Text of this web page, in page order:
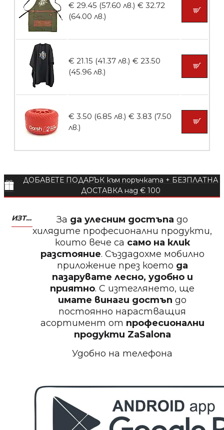
Пила тип ренде 2в1
БЕЗПЛАТНО
Пила за нокти
БЕЗПЛАТНО
Пила за нокти
БЕЗПЛАТНО
Пила за полиране на нокти
БЕЗПЛАТНО
€ 29.45 (57.60 лв.) € 32.72
(64.00 лв.)
€ 21.15 (41.37 лв.) € 23.50
(45.96 лв.)
€ 3.50 (6.85 лв.) € 3.83 (7.50
лв.)
ДОБАВЕТЕ ПОДАРЪК към поръчката + БЕЗПЛАТНА
ДОСТАВКА над € 100
ИЗТЕГЛЕТЕ МОБИЛНО ПРИЛОЖЕНИЕ ZASALONA За да улесним достъпадо
хилядите професионални продукти,
които вече са само на клик
разстояние. Създадохме мобилно
приложение през което да
пазарувате лесно, удобно и
приятно. С изтеглянето, ще
имате винаги достъп до
постоянно нарастващия
асортимент от професионални
продукти ZaSalona
Удобно на телефона